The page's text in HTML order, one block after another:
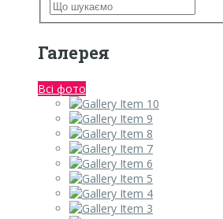
Галерея
Всі фото